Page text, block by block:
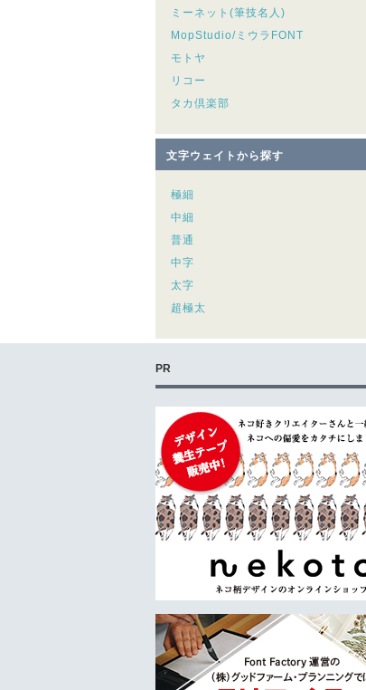
ミーネット(筆技名人)
MopStudio/ミウラFONT
モトヤ
リコー
タカ倶楽部
文字ウェイトから探す
極細
中細
普通
中字
太字
超極太
PR